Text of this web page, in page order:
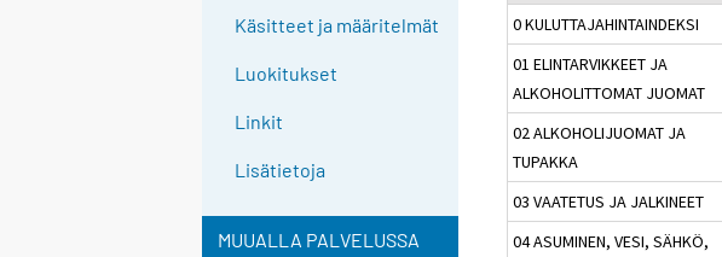
Käsitteet ja määritelmät
Luokitukset
Linkit
Lisätietoja
MUUALLA PALVELUSSA
0 KULUTTAJAHINTAINDEKSI
01 ELINTARVIKKEET JA
ALKOHOLITTOMAT JUOMAT
02 ALKOHOLIJUOMAT JA
TUPAKKA
03 VAATETUS JA JALKINEET
04 ASUMINEN, VESI, SÄHKÖ,